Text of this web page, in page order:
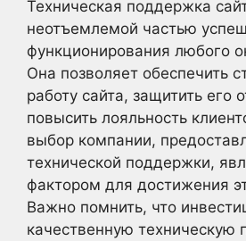
Техническая поддержка
неотъемлемой частью
функционирования любого
Она позволяет обеспечить
работу сайта, защитить его
повысить лояльность
выбор компании,
технической поддержки,
фактором для достижения
Важно помнить, что
качественную техническую